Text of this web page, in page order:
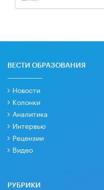
ВЕСТИ ОБРАЗОВАНИЯ
Новости
Колонки
Аналитика
Интервью
Рецензии
Видео
РУБРИКИ